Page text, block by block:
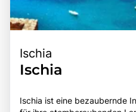
Ischia
Ischia
Ischia ist eine bezaubernde